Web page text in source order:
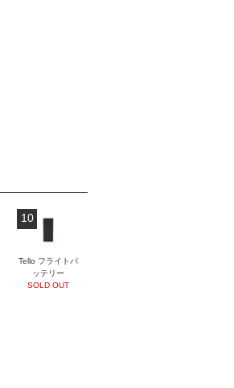
10
Tello フライトバ
ッテリー
SOLD OUT